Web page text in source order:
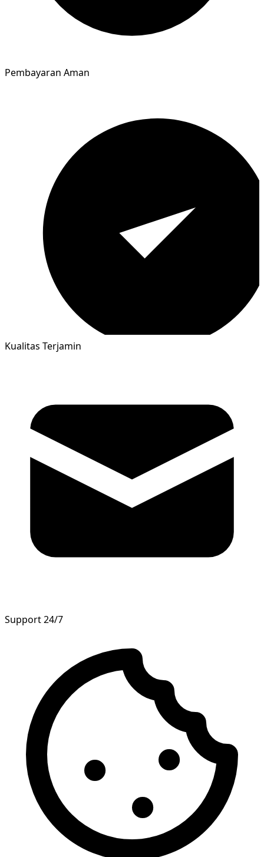
Pembayaran Aman
Kualitas Terjamin
Support 24/7